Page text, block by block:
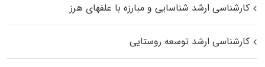
کارشناسی ارشد شناسایی و مبارزه با علفهای هرز
کارشناسی ارشد توسعه روستایی